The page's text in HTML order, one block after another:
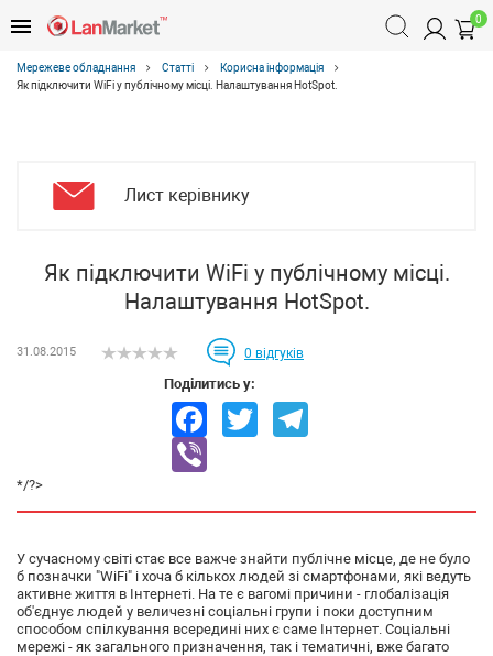
0
Мережеве обладнання Статті
Корисна інформація
Як підключити WiFi у публічному місці. Налаштування HotSpot.
Лист керівнику
Як підключити WiFi у публічному місці.
Налаштування HotSpot.
31.08.2015 0 відгуків
Поділитись у:
Facebook Twitter
*/?>
У сучасному світі стає все важче знайти публічне місце, де не було
б позначки "WiFi" і хоча б кількох людей зі смартфонами, які ведуть
активне життя в Інтернеті. На те є вагомі причини - глобалізація
об'єднує людей у величезні соціальні групи і поки доступним
способом спілкування всередині них є саме Інтернет. Соціальні
мережі - як загального призначення, так і тематичні, вже багато